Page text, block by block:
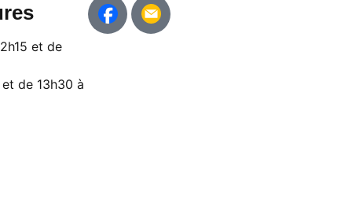
et de
de 13h30 à